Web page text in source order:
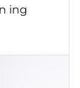
ing